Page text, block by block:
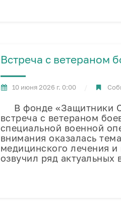
Встреча с ветераном
10 июня 2026 г. 0:00
В фонде «Защитники
встреча с ветераном
специальной военной
внимания оказалась
медицинского лечения
озвучил ряд